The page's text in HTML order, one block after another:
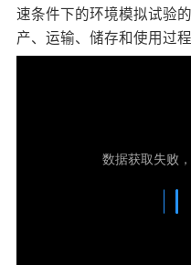
速条件下的环境模拟试验
产、运输、储存和使用过